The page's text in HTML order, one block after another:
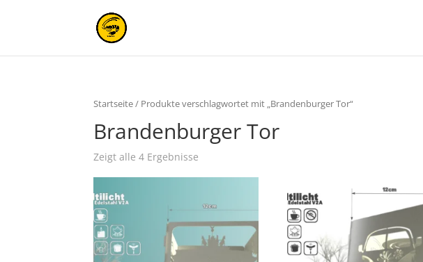
Startseite/ Produkte verschlagwortet mit „Brandenburger Tor“
Brandenburger Tor
Zeigt alle 4 Ergebnisse